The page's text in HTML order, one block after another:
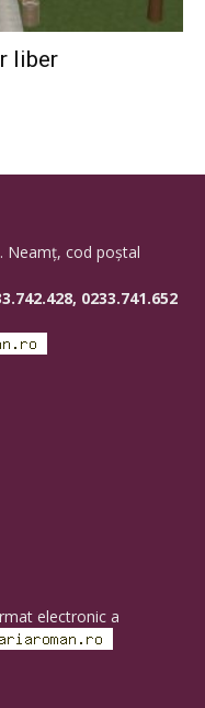
liber
Neamţ, cod poştal
0233.741.652
electronic a